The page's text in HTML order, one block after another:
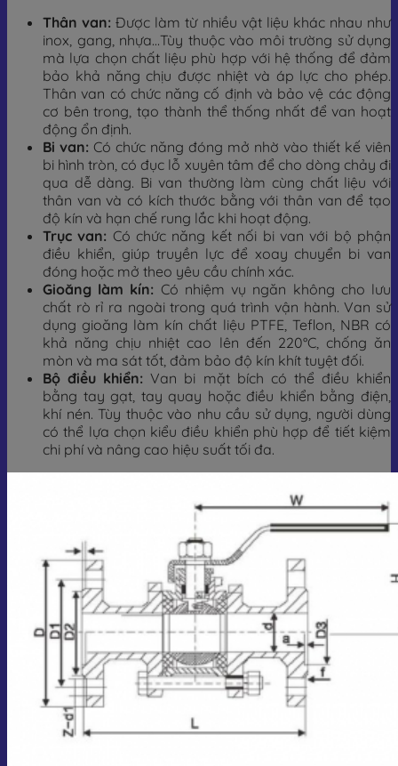
Thân van: Được làm từ nhiều vật liệu khác nhau như
inox, gang, nhựa…Tùy thuộc vào môi trường sử dụng
mà lựa chọn chất liệu phù hợp với hệ thống để đảm
bảo khả năng chịu được nhiệt và áp lực cho phép.
Thân van có chức năng cố định và bảo vệ các động
cơ bên trong, tạo thành thể thống nhất để van hoạt
động ổn định.
Bi van: Có chức năng đóng mở nhờ vào thiết kế viên
bi hình tròn, có đục lỗ xuyên tâm để cho dòng chảy đi
qua dễ dàng. Bi van thường làm cùng chất liệu với
thân van và có kích thước bằng với thân van để tạo
độ kín và hạn chế rung lắc khi hoạt động.
Trục van: Có chức năng kết nối bi van với bộ phận
điều khiển, giúp truyền lực để xoay chuyển bi van
đóng hoặc mở theo yêu cầu chính xác.
Gioăng làm kín: Có nhiệm vụ ngăn không cho lưu
chất rò rỉ ra ngoài trong quá trình vận hành. Van sử
dụng gioăng làm kín chất liệu PTFE, Teflon, NBR có
khả năng chịu nhiệt cao lên đến 220°C, chống ăn
mòn và ma sát tốt, đảm bảo độ kín khít tuyệt đối.
Bộ điều khiển: Van bi mặt bích có thể điều khiển
bằng tay gạt, tay quay hoặc điều khiển bằng điện,
khí nén. Tùy thuộc vào nhu cầu sử dụng, người dùng
có thể lựa chọn kiểu điều khiển phù hợp để tiết kiệm
chi phí và nâng cao hiệu suất tối đa.